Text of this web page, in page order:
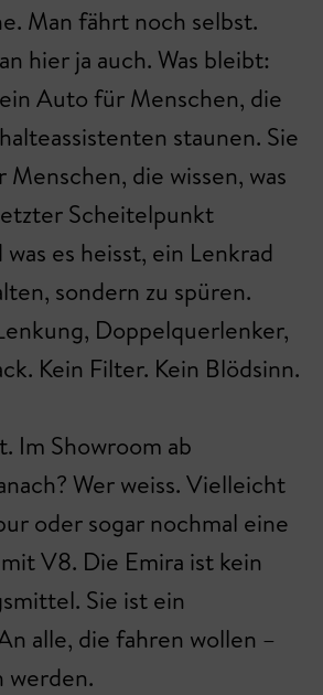
Man fährt noch selbst.
hier ja auch. Was bleibt:
Auto für Menschen, die
staunen. Sie
die wissen, was
Scheitelpunkt
es heisst, ein Lenkrad
sondern zu spüren.
Doppelquerlenker,
Kein Filter. Kein Blödsinn.
Im Showroom ab
Wer weiss. Vielleicht
oder sogar nochmal eine
V8. Die Emira ist kein
Sie ist ein
alle, die fahren wollen –
werden.